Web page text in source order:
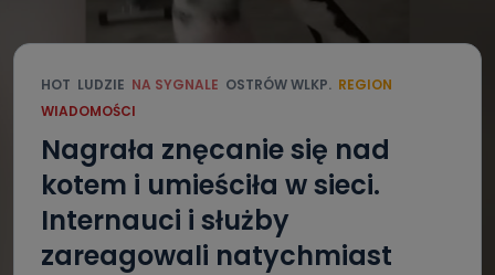
HOT LUDZIE NA SYGNALE OSTRÓW WLKP. REGION
WIADOMOŚCI
Nagrała znęcanie się nad
kotem i umieściła w sieci.
Internauci i służby
zareagowali natychmiast